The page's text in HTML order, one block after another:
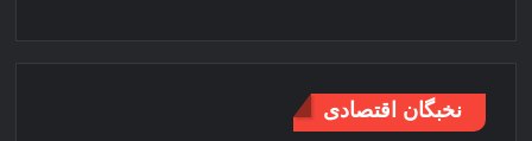
نخبگان اقتصادی